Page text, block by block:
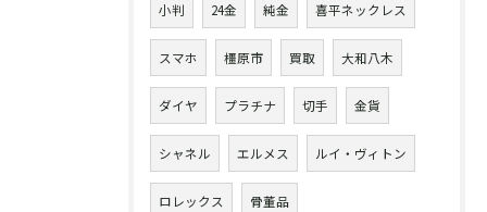
小判 24金 純金 喜平ネックレス
スマホ 橿原市 買取 大和八木
ダイヤ プラチナ 切手 金貨
シャネル エルメス ルイ・ヴィトン
ロレックス 骨董品